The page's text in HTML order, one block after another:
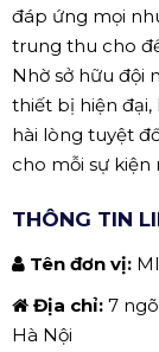
đáp ứng mọi
trung thu cho
Nhờ sở hữu đội
thiết bị hiện
hài lòng tuyệt
cho mỗi sự kiện
THÔNG TIN
Tên đơn vị:
Địa chỉ: 7
Hà Nội